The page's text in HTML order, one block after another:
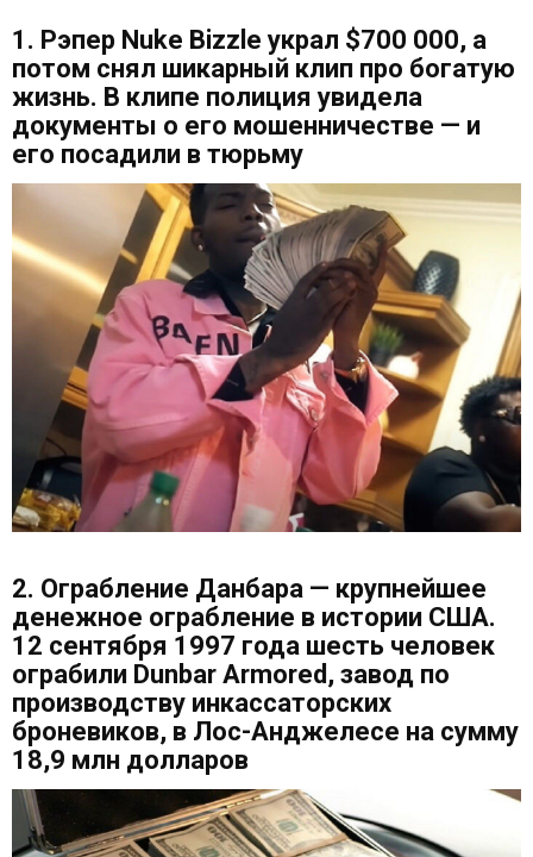
1. Рэпер Nuke Bizzle украл $700 000, а
потом снял шикарный клип про богатую
жизнь. В клипе полиция увидела
документы о его мошенничестве — и
его посадили в тюрьму
2. Ограбление Данбара — крупнейшее
денежное ограбление в истории США.
12 сентября 1997 года шесть человек
ограбили Dunbar Armored, завод по
производству инкассаторских
броневиков, в Лос-Анджелесе на сумму
18,9 млн долларов